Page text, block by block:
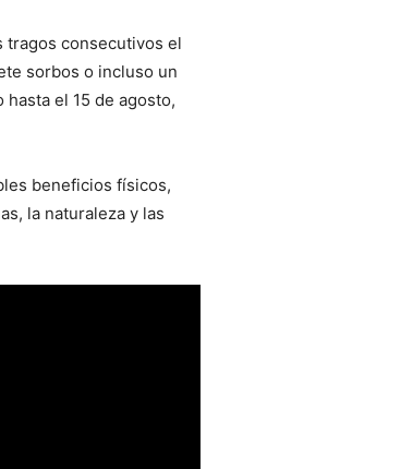
tragos consecutivos el
sorbos o incluso un
el 15 de agosto,
beneficios físicos,
la naturaleza y las